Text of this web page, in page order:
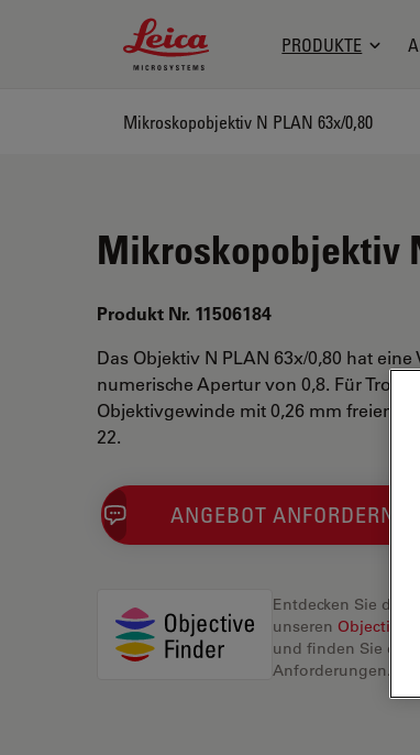
Leica Microsystems Logo
PRODUKTE
Mikroskopobjektiv N PLAN 63x/0,80
Mikroskopobjektiv
Produkt Nr. 11506184
Das Objektiv N PLAN 63x/0,80 hat
numerische Apertur von 0,8. Für
Objektivgewinde mit 0,26 mm freiem
22.
ANGEBOT ANFORDERN
Entdecken Sie die
unseren Objective
und finden Sie die
Anforderungen.